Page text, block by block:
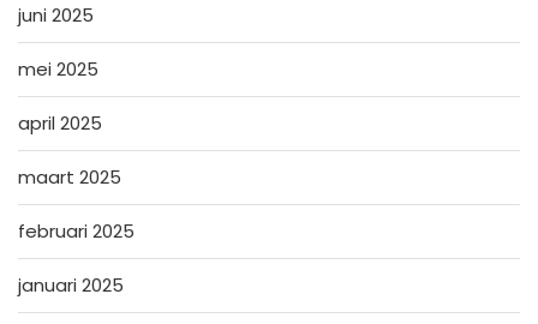
juni 2025
mei 2025
april 2025
maart 2025
februari 2025
januari 2025